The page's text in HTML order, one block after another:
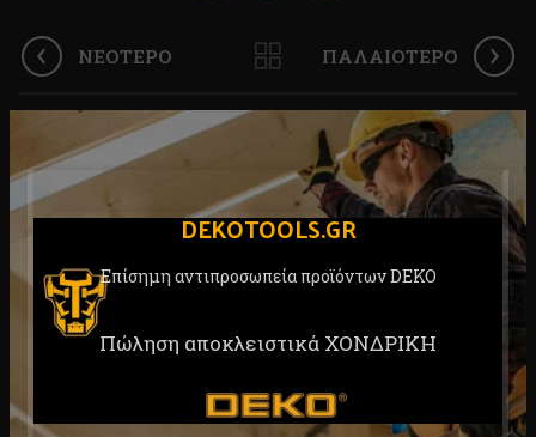
DEKOTOOLS.GR
Επίσημη αντιπροσωπεία προϊόντων DEKO
Πώληση αποκλειστικά ΧΟΝΔΡΙΚΗ
ΝΕΌΤΕΡΟ ΠΑΛΑΙΌΤΕΡΟ
ΣΧΕΤΙΚΆ ΆΡΘΡΑ
23
ΙΟΎΛ